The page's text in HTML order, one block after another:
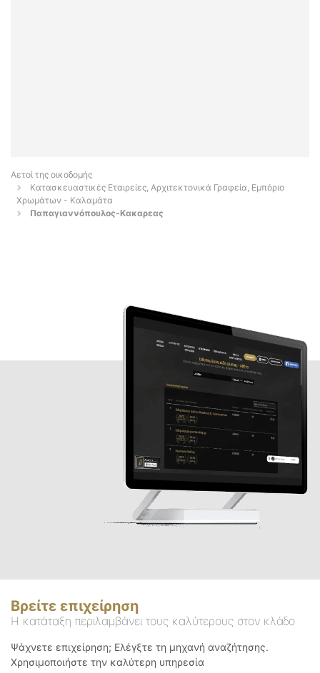
Αετοί της οικοδομής
Κατασκευαστικές Εταιρείες, Αρχιτεκτονικά Γραφεία, Εμπόριο
Χρωμάτων - Καλαμάτα
Παπαγιαννόπουλος-Κακαρεας
Βρείτε επιχείρηση
Η κατάταξη περιλαμβάνει τους καλύτερους στον κλάδο
Ψάχνετε επιχείρηση; Ελέγξτε τη μηχανή αναζήτησης.
Χρησιμοποιήστε την καλύτερη υπηρεσία